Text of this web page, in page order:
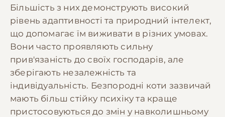
Більшість з них демонструють високий
рівень адаптивності та природний інтелект,
що допомагає їм виживати в різних умовах.
Вони часто проявляють сильну
прив'язаність до своїх господарів, але
зберігають незалежність та
індивідуальність. Безпородні коти зазвичай
мають більш стійку психіку та краще
пристосовуються до змін у навколишньому